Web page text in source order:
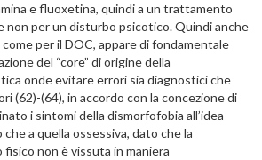
e fluoxetina, quindi a un trattamento
non per un disturbo psicotico. Quindi anche
per il DOC, appare di fondamentale
del “core” di origine della
onde evitare errori sia diagnostici che
(62)-(64), in accordo con la concezione di
i sintomi della dismorfofobia all’idea
a quella ossessiva, dato che la
non è vissuta in maniera